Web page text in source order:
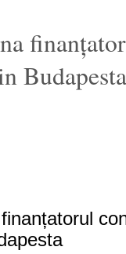
Budapesta